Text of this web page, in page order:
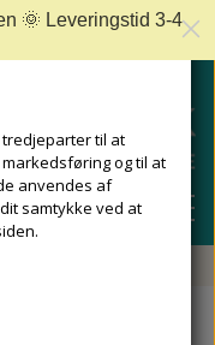
1-2 hverdage
til at
og til at
anvendes af
samtykke ved at
🌞 Leveringstid 3-4